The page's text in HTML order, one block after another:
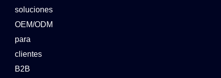
soluciones
OEM/ODM
para
clientes
B2B